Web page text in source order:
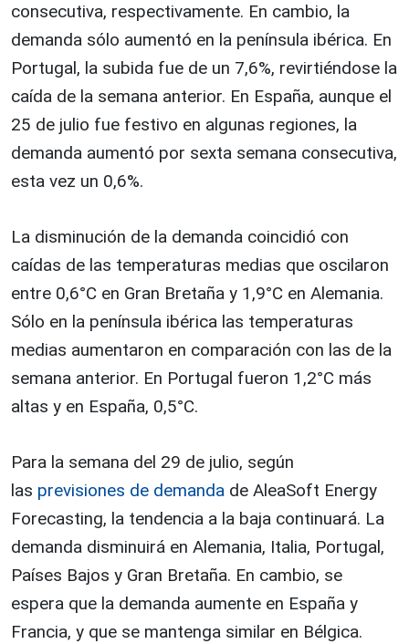
consecutiva, respectivamente. En cambio, la
demanda sólo aumentó en la península ibérica. En
Portugal, la subida fue de un 7,6%, revirtiéndose la
caída de la semana anterior. En España, aunque el
25 de julio fue festivo en algunas regiones, la
demanda aumentó por sexta semana consecutiva,
esta vez un 0,6%.
La disminución de la demanda coincidió con
caídas de las temperaturas medias que oscilaron
entre 0,6°C en Gran Bretaña y 1,9°C en Alemania.
Sólo en la península ibérica las temperaturas
medias aumentaron en comparación con las de la
semana anterior. En Portugal fueron 1,2°C más
altas y en España, 0,5°C.
Para la semana del 29 de julio, según
las previsiones de demanda de AleaSoft Energy
Forecasting, la tendencia a la baja continuará. La
demanda disminuirá en Alemania, Italia, Portugal,
Países Bajos y Gran Bretaña. En cambio, se
espera que la demanda aumente en España y
Francia, y que se mantenga similar en Bélgica.